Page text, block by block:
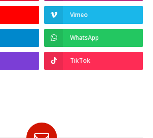
Vimeo
WhatsApp
TikTok